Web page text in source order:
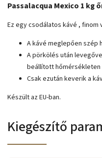
Passalacqua Mexico 1 kg
Ez egy csodálatos kávé ,
A kávé meglepően szép
A pörkölés után
beállított hőmérsékleten
Csak ezután keverik a
Készült az EU-ban.
Kiegészítő